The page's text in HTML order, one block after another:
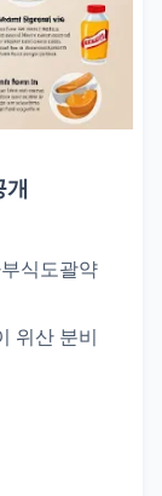
식도괄약
위산 분비